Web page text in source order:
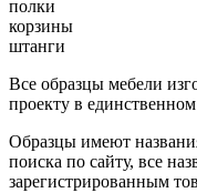
полки
корзины
штанги
Все образцы мебели
проекту в
Образцы имеют
поиска по сайту, все
зарегистрированным